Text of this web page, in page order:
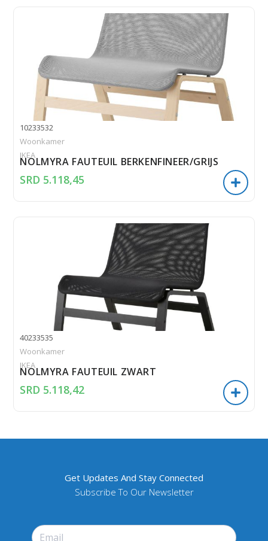
10233532
Woonkamer
IKEA
NOLMYRA FAUTEUIL BERKENFINEER/GRIJS
SRD 5.118,45
40233535
Woonkamer
IKEA
NOLMYRA FAUTEUIL ZWART
SRD 5.118,42
Get Updates And Stay Connected
Subscribe To Our Newsletter